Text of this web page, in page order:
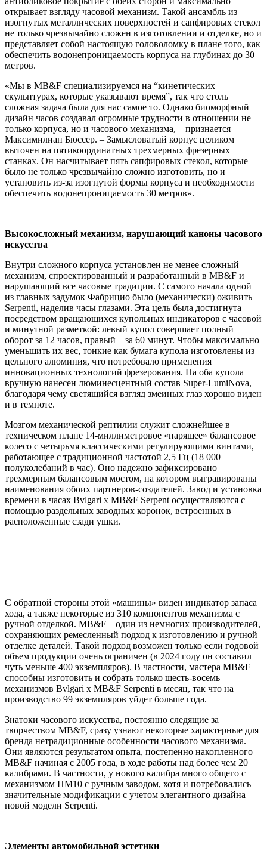
открывает взгляду часовой механизм. Такой ансамбль из
изогнутых металлических поверхностей и сапфировых стекол
не только чрезвычайно сложен в изготовлении и отделке, но и
представляет собой настоящую головоломку в плане того, как
обеспечить водонепроницаемость корпуса на глубинах до 30
метров.
«Мы в MB&F специализируемся на “кинетических
скульптурах, которые указывают время”, так что столь
сложная задача была для нас самое то. Однако биоморфный
дизайн часов создавал огромные трудности в отношении не
только корпуса, но и часового механизма, – признается
Максимилиан Бюссер. – Замысловатый корпус целиком
выточен на пятикоординатных трехмерных фрезерных
станках. Он насчитывает пять сапфировых стекол, которые
было не только чрезвычайно сложно изготовить, но и
установить из-за изогнутой формы корпуса и необходимости
обеспечить водонепроницаемость 30 метров».
Высокосложный механизм, нарушающий каноны часового
искусства
Внутри сложного корпуса установлен не менее сложный
механизм, спроектированный и разработанный в MB&F и
нарушающий все часовые традиции. С самого начала одной
из главных задумок Фабрицио было (механически) оживить
Serpenti, наделив часы глазами. Эта цель была достигнута
посредством вращающихся купольных индикаторов с часовой
и минутной разметкой: левый купол совершает полный
оборот за 12 часов, правый – за 60 минут. Чтобы максимально
уменьшить их вес, тонкие как бумага купола изготовлены из
цельного алюминия, что потребовало применения
инновационных технологий фрезерования. На оба купола
вручную нанесен люминесцентный состав Super-LumiNova,
благодаря чему светящийся взгляд змеиных глаз хорошо виден
и в темноте.
Мозгом механической рептилии служит сложнейшее в
техническом плане 14-миллиметровое «парящее» балансовое
колесо с четырьмя классическими регулирующими винтами,
работающее с традиционной частотой 2,5 Гц (18 000
полуколебаний в час). Оно надежно зафиксировано
трехмерным балансовым мостом, на котором выгравированы
наименования обоих партнеров-создателей. Завод и установка
времени в часах Bvlgari x MB&F Serpent осуществляются с
помощью раздельных заводных коронок, встроенных в
расположенные сзади ушки.
С обратной стороны этой «машины» виден индикатор запаса
хода, а также некоторые из 310 компонентов механизма с
ручной отделкой. MB&F – один из немногих производителей,
сохраняющих ремесленный подход к изготовлению и ручной
отделке деталей. Такой подход возможен только если годовой
объем продукции очень ограничен (в 2024 году он составил
чуть меньше 400 экземпляров). В частности, мастера MB&F
способны изготовить и собрать только шесть-восемь
механизмов Bvlgari x MB&F Serpenti в месяц, так что на
производство 99 экземпляров уйдет больше года.
Знатоки часового искусства, постоянно следящие за
творчеством MB&F, сразу узнают некоторые характерные для
бренда нетрадиционные особенности часового механизма.
Они являются результатом опыта, постепенно накопленного
MB&F начиная с 2005 года, в ходе работы над более чем 20
калибрами. В частности, у нового калибра много общего с
механизмом HM10 с ручным заводом, хотя и потребовались
значительные модификации с учетом элегантного дизайна
новой модели Serpenti.
Элементы автомобильной эстетики